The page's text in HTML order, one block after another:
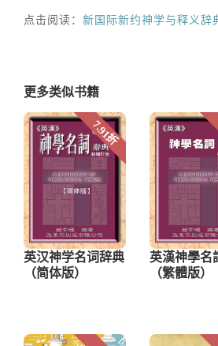
点击阅读： 新国际新约神学与释义辞
更多类似书籍